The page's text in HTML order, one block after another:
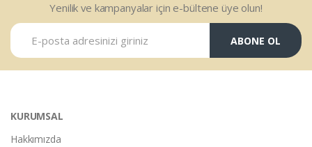
Yenilik ve kampanyalar için e-bültene üye olun!
ABONE OL
KURUMSAL
Hakkımızda